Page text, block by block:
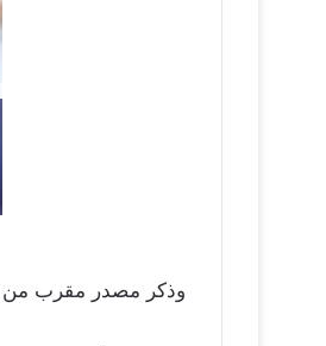
وذكر مصدر مقرب من